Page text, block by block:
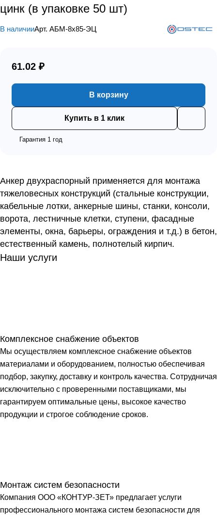
цинк (в упаковке 50 шт)
В наличииАрт. АБМ-8х85-ЭЦ
61.02 ₽
В корзину
Купить в 1 клик
Гарантия 1 год
Анкер двухраспорный применяется для монтажа
тяжеловесных конструкций (стальные конструкции,
кабельные лотки, анкерные шины, станки, консоли,
ворота, лестничные клетки, ступени, фасадные
элементы, окна, барьеры, ограждения и т.д.) в бетон,
естественный камень, полнотелый кирпич.
Наши услуги
Комплексное снабжение объектов
Мы осуществляем комплексное снабжение объектов
материалами и оборудованием, полностью обеспечивая
подбор, закупку, доставку и контроль качества. Сотрудничая
исключительно с проверенными поставщиками, мы
гарантируем оптимальные цены, высокое качество
продукции и строгое соблюдение сроков.
Монтаж систем безопасности
Компания ООО «КОНТУР-ЗЕТ» предлагает услуги
профессионального монтажа систем безопасности для